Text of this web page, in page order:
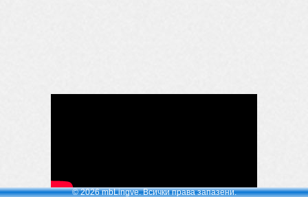
© 2026 mbLingve. Всички права запазени.